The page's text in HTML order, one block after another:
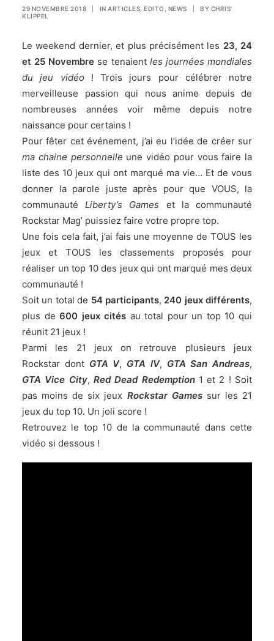
29 NOVEMBRE 2018 IN ARTICLES ÉDITO NEWS BY CHRIS'
KLIPPEL
Le weekend dernier, et plus précisément les 23, 24
et 25 Novembre se tenaient les journées mondiales
du jeu vidéo! Trois jours pour célébrer notre
merveilleuse passion qui nous anime depuis de
nombreuses années voir même depuis notre
naissance pour certains !
Pour fêter cet événement, j’ai eu l’idée de créer sur
ma chaine personnelle une vidéo pour vous faire la
liste des 10 jeux qui ont marqué ma vie… Et de vous
donner la parole juste après pour que VOUS, la
communautéLiberty’s Games et la communauté
Rockstar Mag’ puissiez faire votre propre top.
Une fois cela fait, j’ai fais une moyenne de TOUS les
jeux et TOUS les classements proposés pour
réaliser un top 10 des jeux qui ont marqué mes deux
communauté !
Soit un total de 54 participants, 240 jeux différents,
plus de600 jeux cités au total pour un top 10 qui
réunit 21 jeux !
Parmi les 21 jeux on retrouve plusieurs jeux
Rockstar dont GTA V, GTA IV, GTA San Andreas,
GTA Vice City, Red Dead Redemption1 et 2 ! Soit
pas moins de six jeux Rockstar Gamessur les 21
jeux du top 10. Un joli score !
Retrouvez le top 10 de la communauté dans cette
vidéo si dessous !